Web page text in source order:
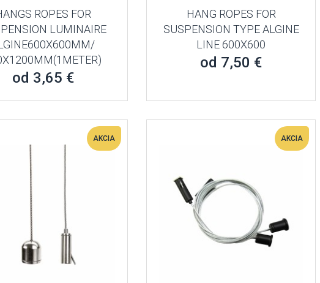
ROPES FOR
LUMINAIRE
od 3,65 €
HANG ROPES FOR
SUSPENSION TYPE ALGINE
LINE 600X600
od 7,50 €
AKCIA AKCIA